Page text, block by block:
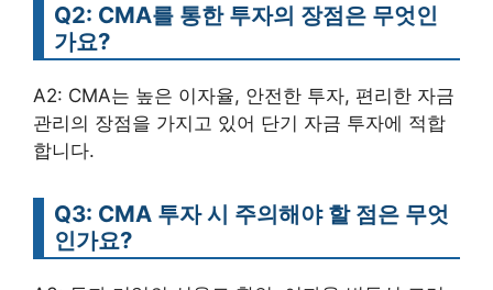
Q2: CMA를 통한 투자의 장점은 무엇인
가요?
A2: CMA는 높은 이자율, 안전한 투자, 편리한 자금
관리의 장점을 가지고 있어 단기 자금 투자에 적합
합니다.
Q3: CMA 투자 시 주의해야 할 점은 무엇
인가요?